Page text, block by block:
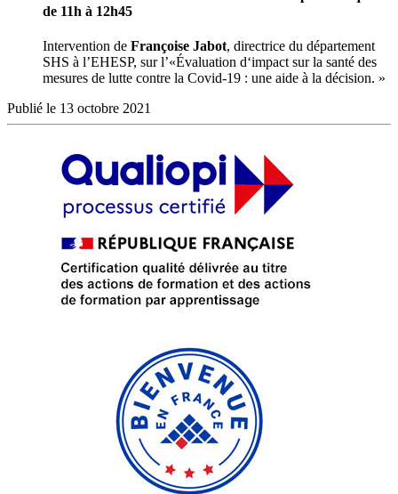
de 11h à 12h45
Intervention de Françoise Jabot, directrice du département
SHS à l’EHESP, sur l’«Évaluation d‘impact sur la santé des
mesures de lutte contre la Covid-19 : une aide à la décision. »
Publié le 13 octobre 2021